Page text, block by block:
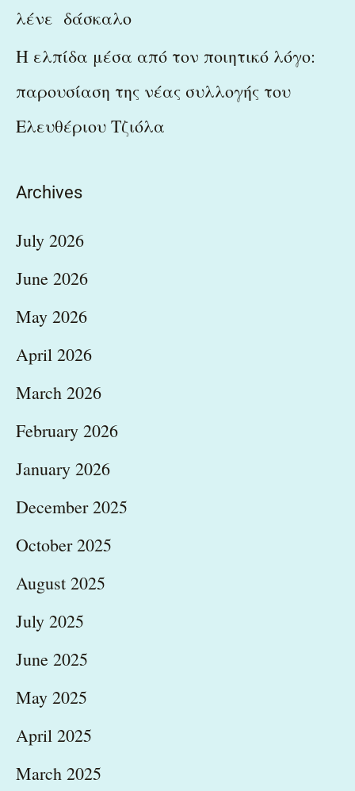
λένε δάσκαλο
Η ελπίδα μέσα από τον ποιητικό λόγο:
παρουσίαση της νέας συλλογής του
Ελευθέριου Τζιόλα
Archives
July 2026
June 2026
May 2026
April 2026
March 2026
February 2026
January 2026
December 2025
October 2025
August 2025
July 2025
June 2025
May 2025
April 2025
March 2025